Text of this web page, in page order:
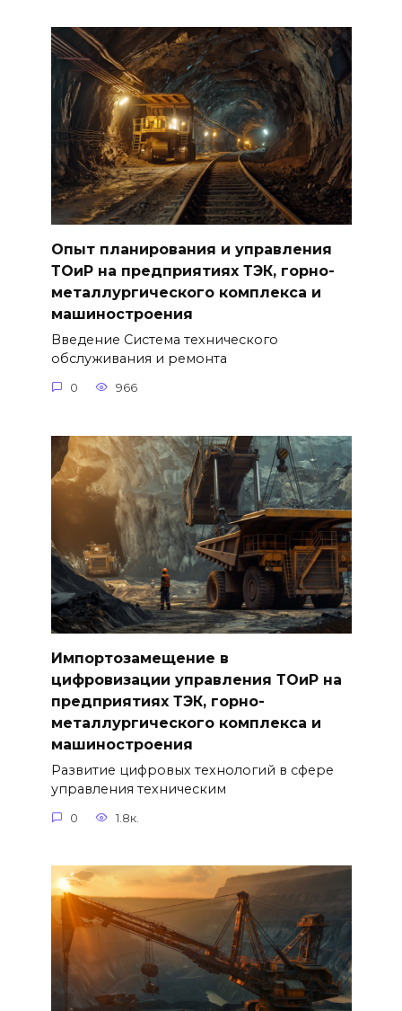
Опыт планирования и управления
ТОиР на предприятиях ТЭК, горно-
металлургического комплекса и
машиностроения
Введение Система технического
обслуживания и ремонта
0 966
Импортозамещение в
цифровизации управления ТОиР на
предприятиях ТЭК, горно-
металлургического комплекса и
машиностроения
Развитие цифровых технологий в сфере
управления техническим
0 1.8к.